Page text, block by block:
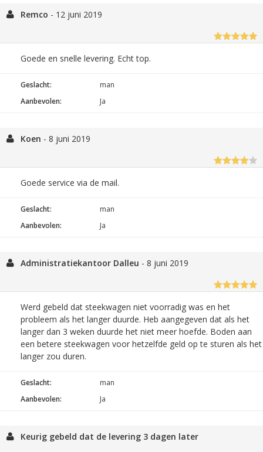
Remco - 12 juni 2019
Goede en snelle levering. Echt top.
Geslacht:
man
Aanbevolen:
Ja
Koen - 8 juni 2019
Goede service via de mail.
Geslacht:
man
Aanbevolen:
Ja
Administratiekantoor Dalleu - 8 juni 2019
Werd gebeld dat steekwagen niet voorradig was en het
probleem als het langer duurde. Heb aangegeven dat als het
langer dan 3 weken duurde het niet meer hoefde. Boden aan
een betere steekwagen voor hetzelfde geld op te sturen als het
langer zou duren.
Geslacht:
man
Aanbevolen:
Ja
Keurig gebeld dat de levering 3 dagen later